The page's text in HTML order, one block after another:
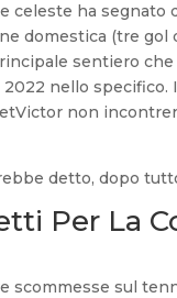
celeste ha
domestica (tre gol
sentiero
nello
non
detto, dopo
Per La
scommesse sul